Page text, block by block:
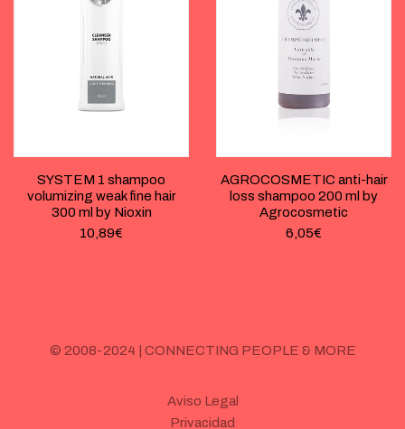
SYSTEM 1 shampoo
volumizing weak fine hair
300 ml by Nioxin
10,89€
AGROCOSMETIC anti-hair
loss shampoo 200 ml by
Agrocosmetic
6,05€
© 2008-2024 | CONNECTING PEOPLE & MORE
Aviso Legal
Privacidad